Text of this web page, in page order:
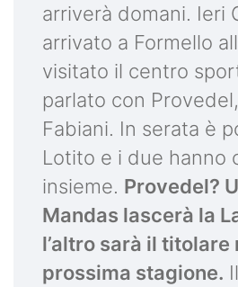
arriverà domani. Ieri
arrivato a Formello
visitato il centro
parlato con
Fabiani. In serata è
Lotito e i due hanno
insieme. Provedel?
Mandas lascerà la
l’altro sarà il titolare
prossima stagione.